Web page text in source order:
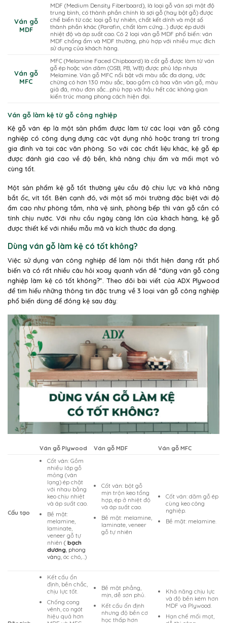
Ván gỗ
MDF
MDF (Medium Density Fiberboard), là loại gỗ ván sợi mật độ
trung bình, có thành phần chính là sợi gỗ (hay bột gỗ) được
chế biến từ các loại gỗ tự nhiên, chất kết dính và một số
thành phần khác (Parafin, chất làm cứng…) được ép dưới
nhiệt độ và áp suất cao. Có 2 loại ván gỗ MDF phổ biến: ván
MDF chống ẩm và MDF thường, phù hợp với nhiều mục đích
sử dụng của khách hàng.
Ván gỗ
MFC
MFC (Melamine Faced Chipboard) là cốt gỗ được làm từ ván
gỗ ép hoặc ván dăm (OSB, PB, WB) được phủ lớp nhựa
Melamine. Ván gỗ MFC nổi bật với màu sắc đa dạng, ước
chừng có hơn 130 màu sắc, bao gồm cả hoa văn vân gỗ, màu
giả đá, màu đơn sắc…phù hợp với hầu hết các không gian
kiến trúc mang phong cách hiện đại.
Ván gỗ làm kệ từ gỗ công nghiệp
Kệ gỗ ván ép là một sản phẩm được làm từ các loại ván gỗ công
nghiệp có công dụng đựng các vật dụng nhỏ hoặc trang trí trong
gia đình và tại các văn phòng. So với các chất liệu khác, kệ gỗ ép
được đánh giá cao về độ bền, khả năng chịu ẩm và mối mọt vô
cùng tốt.
Một sản phẩm kệ gỗ tốt thường yêu cầu độ chịu lực và khả năng
bắt ốc, vít tốt. Bên cạnh đó, với một số môi trường đặc biệt với độ
ẩm cao như phòng tắm, nhà vệ sinh, phòng bếp thì ván gỗ cần có
tính chịu nước. Với nhu cầu ngày càng lớn của khách hàng, kệ gỗ
được thiết kế với nhiều mẫu mã và kích thước đa dạng.
Dùng ván gỗ làm kệ có tốt không?
Việc sử dụng ván công nghiệp để làm nội thất hiện đang rất phổ
biến và có rất nhiều câu hỏi xoay quanh vấn đề “dùng ván gỗ công
nghiệp làm kệ có tốt không?”. Theo dõi bài viết của ADX Plywood
để tìm hiểu những thông tin đặc trưng về 3 loại ván gỗ công nghiệp
phổ biến dùng để đóng kệ sau đây:
Ván gỗ Plywood Ván gỗ MDF Ván gỗ MFC
Cấu tạo
Cốt ván: Gồm
nhiều lớp gỗ
mỏng (ván
lạng) ép chặt
với nhau bằng
keo chịu nhiệt
và áp suất cao.
Bề mặt:
melamine,
laminate,
veneer gỗ tự
nhiên ( bạch
dương, phong
vàng, óc chó,…)
Cốt ván: bột gỗ
mịn trộn keo tổng
hợp, ép ở nhiệt độ
và áp suất cao.
Bề mặt: melamine,
laminate, veneer
gỗ tự nhiên
Cốt ván: dăm gỗ ép
cùng keo công
nghiệp.
Bề mặt: melamine.
Kết cấu ổn
định, bền chắc,
chịu lực tốt.
Chống cong
vênh, co ngót
hiệu quả hơn
Bề mặt phẳng,
mịn, dễ sơn phủ.
Kết cấu ổn định
nhưng độ bền cơ
học thấp hơn
Khả năng chịu lực
và độ bền kém hơn
MDF và Plywood.
Hạn chế mối mọt,